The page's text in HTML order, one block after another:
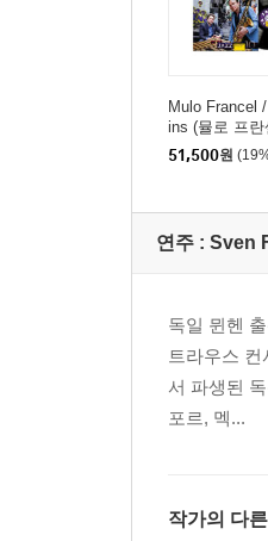
Mulo Francel /
ins (뮬로 프란
콜린스) ? How
et here? [LP]
51,500원
연주 : Sven
독일 뮌헨
트라우스
서 파생된
포르, 멕...
작가의 다